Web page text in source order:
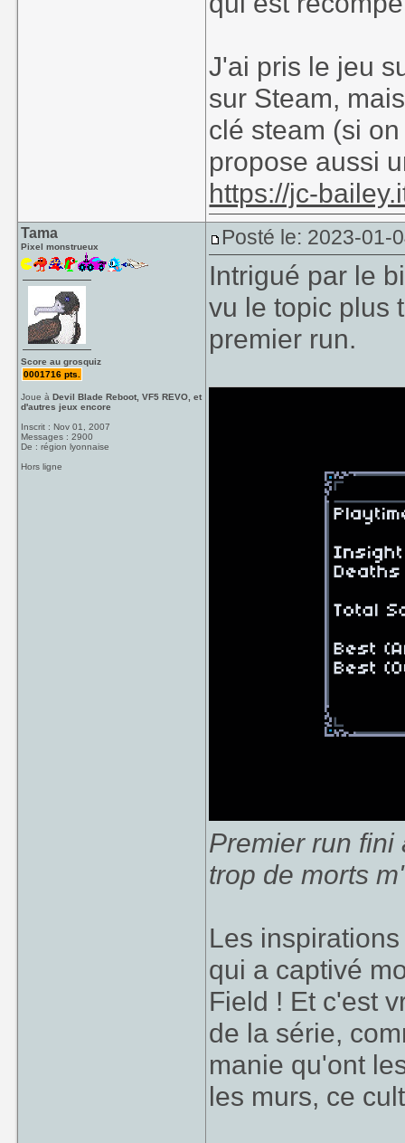
J'ai pris le jeu
sur Steam,
clé steam (si
propose aussi
https://jc-
Tama
Pixel monstrueux
Score au grosquiz
0001716 pts.
Joue àDevil Blade Reboot, VF5 REVO, et
d'autres jeux encore
Inscrit : Nov 01, 2007
Messages : 2900
De : région lyonnaise
Hors ligne
Posté le: 2023-01-
Intrigué par le
vu le topic plus
premier run.
Premier run fini
trop de morts
Les
qui a captivé
Field ! Et c'est
de la série,
manie qu'ont
les murs, ce